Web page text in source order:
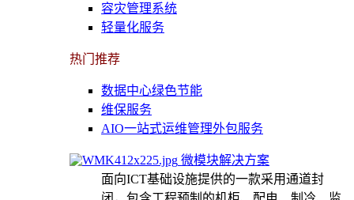
容灾管理系统
轻量化服务
热门推荐
数据中心绿色节能
维保服务
AIO一站式运维管理外包服务
微模块解决方案
面向ICT基础设施提供的一款采用通道封